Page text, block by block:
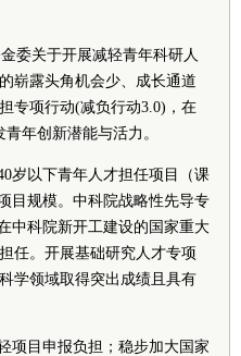
委关于开展减轻青年科研人
崭露头角机会少、成长通道
专项行动(减负行动3.0)，在
年创新潜能与活力。
岁以下青年人才担任项目（课
目规模。 中科院战略性先导专
中科院新开工建设的国家重大
任。开展基础研究人才专项
学领域取得突出成绩且具有
项目申报负担；稳步加大国家